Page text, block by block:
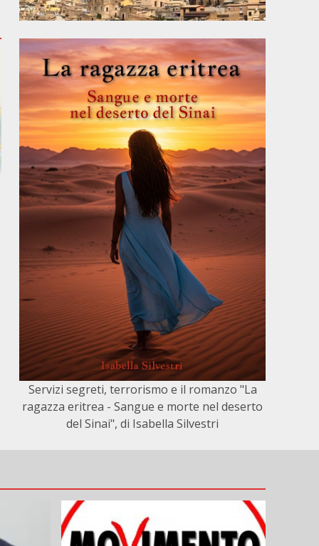
Servizi segreti, terrorismo e il romanzo "La
ragazza eritrea - Sangue e morte nel deserto
del Sinai", di Isabella Silvestri